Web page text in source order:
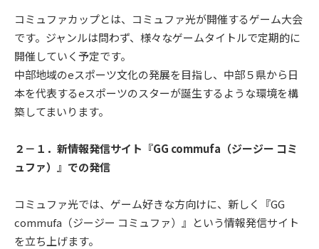
コミュファカップとは、コミュファ光が開催するゲーム大会
です。ジャンルは問わず、様々なゲームタイトルで定期的に
開催していく予定です。
中部地域のeスポーツ文化の発展を目指し、中部５県から日
本を代表するeスポーツのスターが誕生するような環境を構
築してまいります。
２－１．新情報発信サイト『GG commufa（ジージー コミ
ュファ）』での発信
コミュファ光では、ゲーム好きな方向けに、新しく『GG
commufa（ジージー コミュファ）』という情報発信サイト
を立ち上げます。